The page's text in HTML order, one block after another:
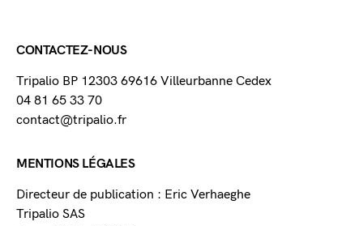
CONTACTEZ-NOUS
Tripalio BP 12303 69616 Villeurbanne Cedex
04 81 65 33 70
contact@tripalio.fr
MENTIONS LÉGALES
Directeur de publication : Eric Verhaeghe
Tripalio SAS